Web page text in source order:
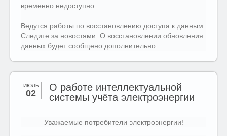
временно недоступно.
Ведутся работы по восстановлению доступа к данным.
Следите за новостями. О восстановлении обновления
данных будет сообщено дополнительно.
ИЮЛЬ
02
О работе интеллектуальной
системы учёта электроэнергии
Уважаемые потребители электроэнергии!